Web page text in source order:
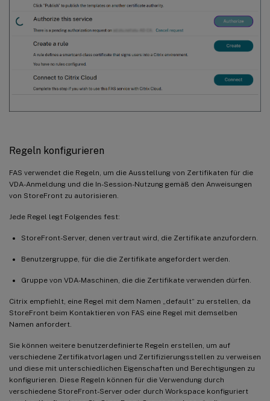
Regeln konfigurieren
FAS verwendet die Regeln, um die Ausstellung von Zertifikaten für die
VDA-Anmeldung und die In-Session-Nutzung gemäß den Anweisungen
von StoreFront zu autorisieren.
Jede Regel legt Folgendes fest:
StoreFront-Server, denen vertraut wird, die Zertifikate anzufordern.
Benutzergruppe, für die die Zertifikate angefordert werden.
Gruppe von VDA-Maschinen, die die Zertifikate verwenden dürfen.
Citrix empfiehlt, eine Regel mit dem Namen „default“ zu erstellen, da
StoreFront beim Kontaktieren von FAS eine Regel mit demselben
Namen anfordert.
Sie können weitere benutzerdefinierte Regeln erstellen, um auf
verschiedene Zertifikatvorlagen und Zertifizierungsstellen zu verweisen
und diese mit unterschiedlichen Eigenschaften und Berechtigungen zu
konfigurieren. Diese Regeln können für die Verwendung durch
verschiedene StoreFront-Server oder durch Workspace konfiguriert